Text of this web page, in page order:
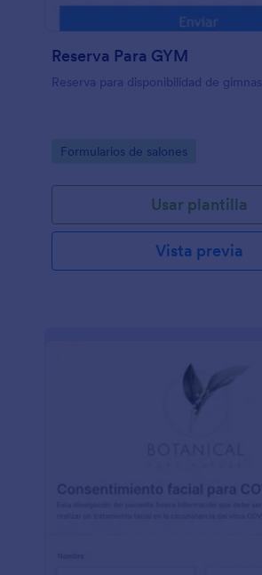
Reserva Para GYM
Reserva para disponibilidad de
Go to Category:
Formularios de salones
Usar plantilla
Vista previa